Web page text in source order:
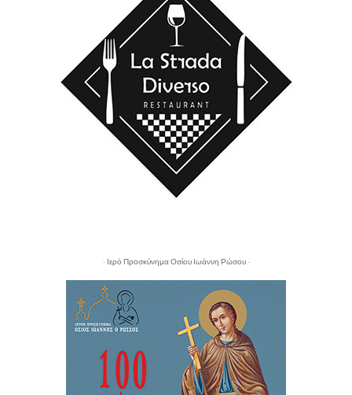
- Ιερό Προσκύνημα Οσίου Ιωάννη Ρώσου -